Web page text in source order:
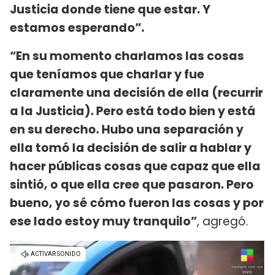
Justicia donde tiene que estar. Y
estamos esperando”.
“En su momento charlamos las cosas
que teníamos que charlar y fue
claramente una decisión de ella (recurrir
a la Justicia). Pero está todo bien y está
en su derecho. Hubo una separación y
ella tomó la decisión de salir a hablar y
hacer públicas cosas que capaz que ella
sintió, o que ella cree que pasaron. Pero
bueno, yo sé cómo fueron las cosas y por
ese lado estoy muy tranquilo”, agregó.